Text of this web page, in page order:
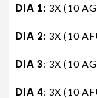
DIA 1: 3X (10
DIA 2: 3X (10
DIA 3: 3X (10
DIA 4: 3X (10